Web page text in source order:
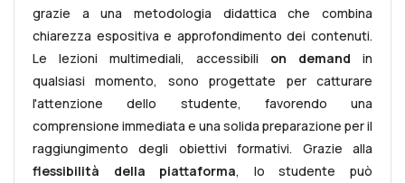
grazie a una metodologia didattica che combina
chiarezza espositiva e approfondimento dei contenuti.
Le lezioni multimediali, accessibili on demand in
qualsiasi momento, sono progettate per catturare
l'attenzione dello studente, favorendo una
comprensione immediata e una solida preparazione per il
raggiungimento degli obiettivi formativi. Grazie alla
flessibilità della piattaforma, lo studente può